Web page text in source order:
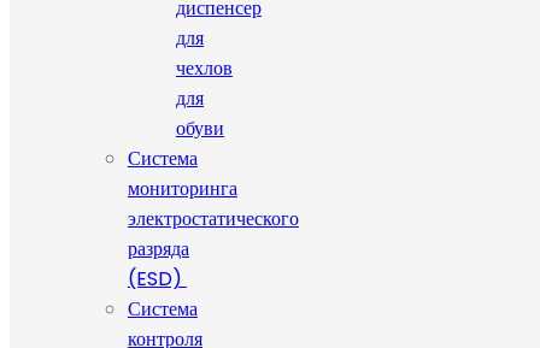
диспенсер
для
чехлов
для
обуви
Система
мониторинга
электростатического
разряда
(ESD)
Система
контроля